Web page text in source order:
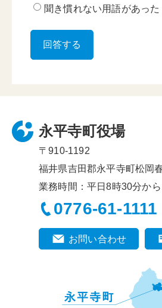
聞き慣れない用語があった
永平寺町役場
〒910-1192
福井県吉田郡永平寺町松岡
業務時間：平日8時30分か
0776-61-1111
お問い合わせ